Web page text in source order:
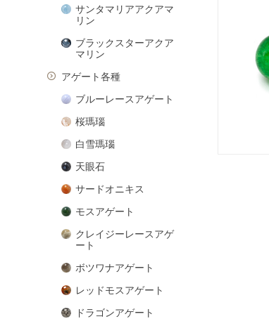
サンタマリアアクアマ
リン
ブラックスターアクア
マリン
アゲート各種
ブルーレースアゲート
桜瑪瑙
白雪瑪瑙
天眼石
サードオニキス
モスアゲート
クレイジーレースアゲ
ート
ボツワナアゲート
レッドモスアゲート
ドラゴンアゲート